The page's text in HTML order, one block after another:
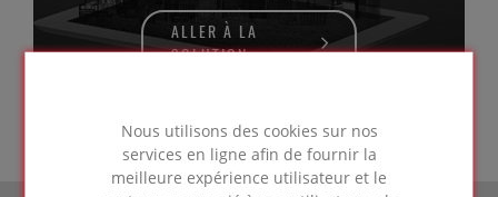
Nous utilisons des cookies sur nos
services en ligne afin de fournir la
meilleure expérience utilisateur et le
ALLER À LA
SOLUTION